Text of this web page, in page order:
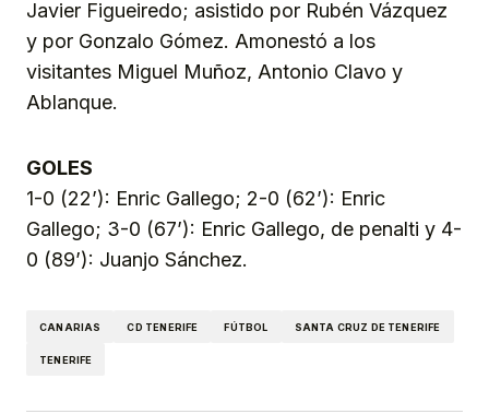
Javier Figueiredo; asistido por Rubén Vázquez
y por Gonzalo Gómez. Amonestó a los
visitantes Miguel Muñoz, Antonio Clavo y
Ablanque.
GOLES
1-0 (22’): Enric Gallego; 2-0 (62’): Enric
Gallego; 3-0 (67’): Enric Gallego, de penalti y 4-
0 (89’): Juanjo Sánchez.
CANARIAS CD TENERIFE FÚTBOL SANTA CRUZ DE TENERIFE
TENERIFE